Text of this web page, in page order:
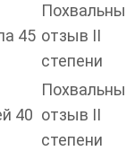
45 отзыв II
степени
40 отзыв II
степени